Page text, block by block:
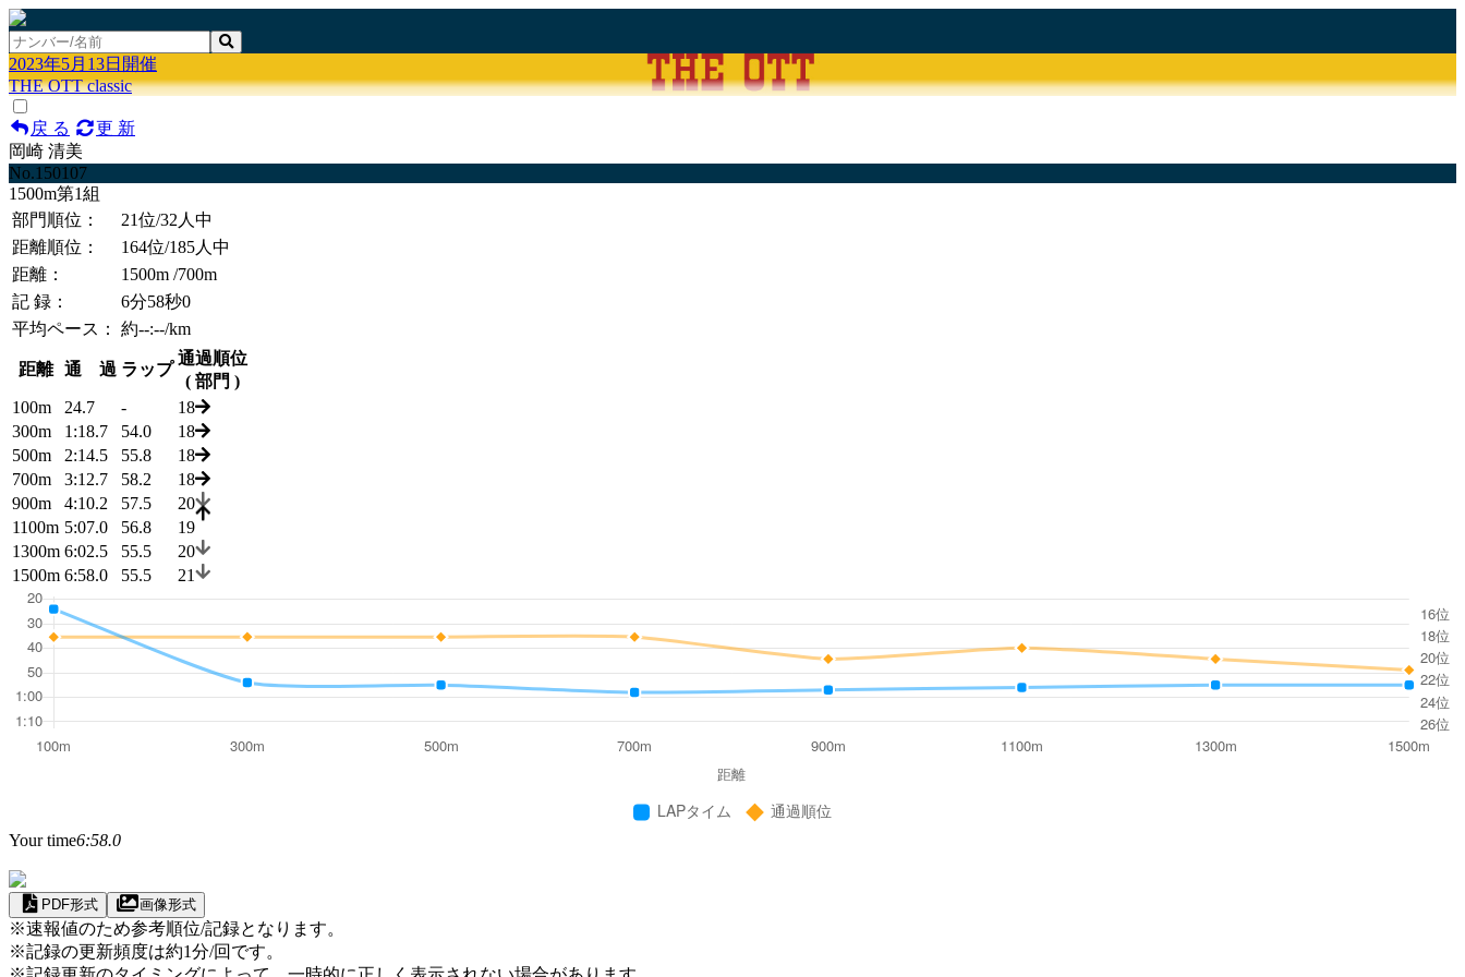
2023年5月13日開催
THE OTT classic
戻 る
更 新
岡崎 清美
No.150107
1500m第1組
部門順位：
21位/32人中
距離順位：
164位/185人中
距離：
1500m /700m
記 録：
6分58秒0
平均ペース：
約--:--/km
距離 通 過 ラップ
通過順位
( 部門 )
100m
24.7 -
18
300m
1:18.7 54.0
18
500m
2:14.5 55.8
18
700m
3:12.7 58.2
18
900m
4:10.2 57.5
20
1100m 5:07.0 56.8
19
1300m 6:02.5 55.5
20
1500m 6:58.0 55.5 21
Your time6:58.0
PDF形式 画像形式
※速報値のため参考順位/記録となります。
※記録の更新頻度は約1分/回です。